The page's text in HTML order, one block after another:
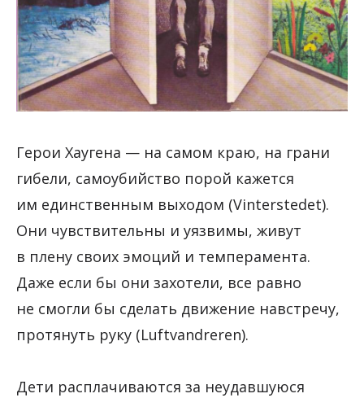
Герои Хаугена — на самом краю, на грани
гибели, самоубийство порой кажется
им единственным выходом (Vinterstedet).
Они чувствительны и уязвимы, живут
в плену своих эмоций и темперамента.
Даже если бы они захотели, все равно
не смогли бы сделать движение навстречу,
протянуть руку (Luftvandreren).
Дети расплачиваются за неудавшуюся